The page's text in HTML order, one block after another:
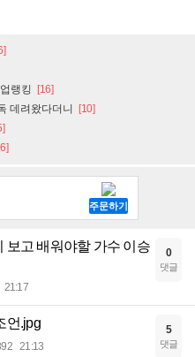
랭킹 [16]
데려왔다더니 [10]
보고 배워야할 가수 이승
21:17
0
댓글
언.jpg
21:13
5
댓글